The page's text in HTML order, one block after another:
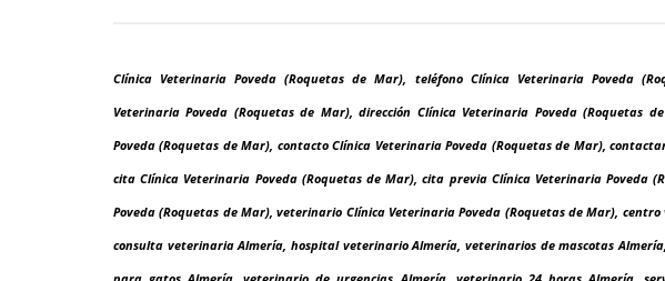
Clínica Veterinaria Poveda (Roquetas de Mar), teléfono Clínica Veterinaria Poveda
Veterinaria Poveda (Roquetas de Mar), dirección Clínica Veterinaria Poveda (Roquetas
Poveda (Roquetas de Mar), contacto Clínica Veterinaria Poveda (Roquetas de Mar),
cita Clínica Veterinaria Poveda (Roquetas de Mar), cita previa Clínica Veterinaria Poveda
Poveda (Roquetas de Mar), veterinario Clínica Veterinaria Poveda (Roquetas de Mar),
consulta veterinaria Almería, hospital veterinario Almería, veterinarios de mascotas